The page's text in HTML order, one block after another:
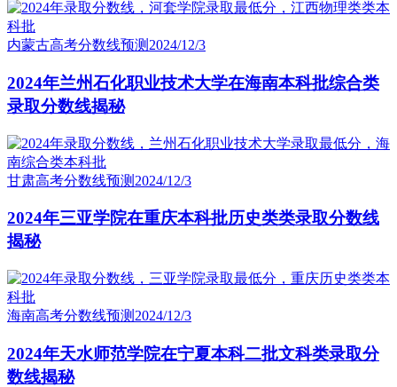
内蒙古高考分数线预测 2024/12/3
2024年兰州石化职业技术大学在海南本科批综合类
录取分数线揭秘
甘肃高考分数线预测 2024/12/3
2024年三亚学院在重庆本科批历史类类录取分数线
揭秘
海南高考分数线预测 2024/12/3
2024年天水师范学院在宁夏本科二批文科类录取分
数线揭秘